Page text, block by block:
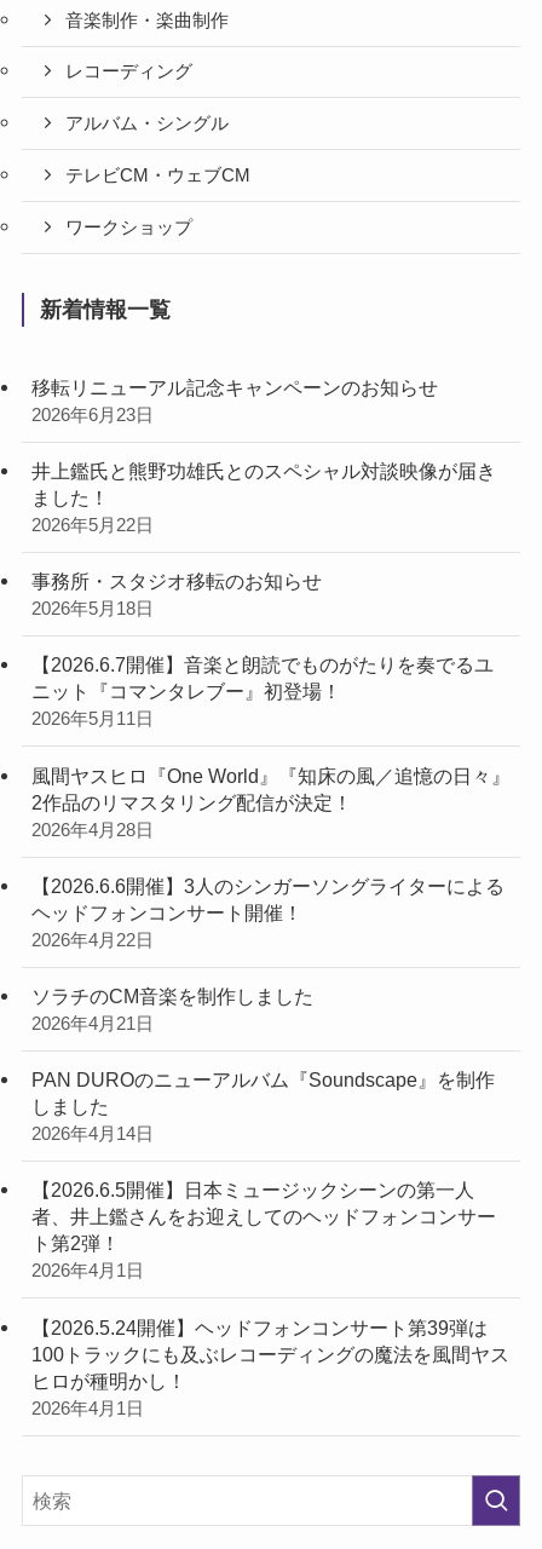
音楽制作・楽曲制作
レコーディング
アルバム・シングル
テレビCM・ウェブCM
ワークショップ
新着情報一覧
移転リニューアル記念キャンペーンのお知らせ
2026年6月23日
井上鑑氏と熊野功雄氏とのスペシャル対談映像が届き
ました！
2026年5月22日
事務所・スタジオ移転のお知らせ
2026年5月18日
【2026.6.7開催】音楽と朗読でものがたりを奏でるユ
ニット『コマンタレブー』初登場！
2026年5月11日
風間ヤスヒロ『One World』『知床の風／追憶の日々』
2作品のリマスタリング配信が決定！
2026年4月28日
【2026.6.6開催】3人のシンガーソングライターによる
ヘッドフォンコンサート開催！
2026年4月22日
ソラチのCM音楽を制作しました
2026年4月21日
PAN DUROのニューアルバム『Soundscape』を制作
しました
2026年4月14日
【2026.6.5開催】日本ミュージックシーンの第一人
者、井上鑑さんをお迎えしてのヘッドフォンコンサー
ト第2弾！
2026年4月1日
【2026.5.24開催】ヘッドフォンコンサート第39弾は
100トラックにも及ぶレコーディングの魔法を風間ヤス
ヒロが種明かし！
2026年4月1日